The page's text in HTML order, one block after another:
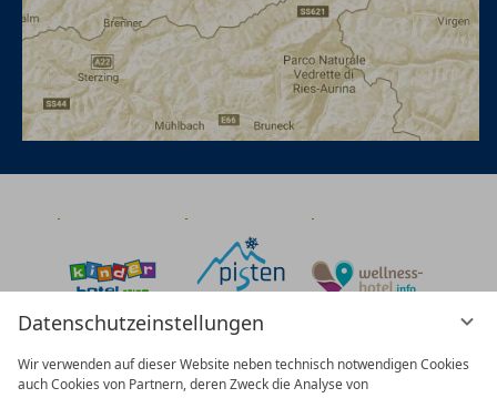
Datenschutzeinstellungen
Wir verwenden auf dieser Website neben technisch notwendigen Cookies
auch Cookies von Partnern, deren Zweck die Analyse von